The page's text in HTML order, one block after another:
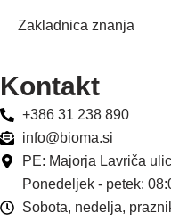
Zakladnica znanja
Kontakt
+386 31 238 890
info@bioma.si
PE: Majorja Lavriča
Ponedeljek - petek:
Sobota, nedelja,